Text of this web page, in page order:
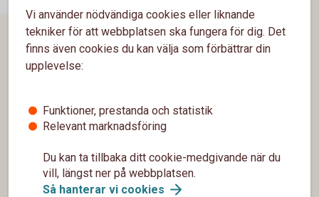
Vi använder nödvändiga cookies eller liknande
tekniker för att webbplatsen ska fungera för dig. Det
finns även cookies du kan välja som förbättrar din
upplevelse:
Funktioner, prestanda och statistik
Relevant marknadsföring
Du kan ta tillbaka ditt cookie-medgivande när du
vill, längst ner på webbplatsen.
Så hanterar vi cookies
Sidfot
Hitta snabbt
Spärrhjälp
Hitta bankkontoret
Bli kund